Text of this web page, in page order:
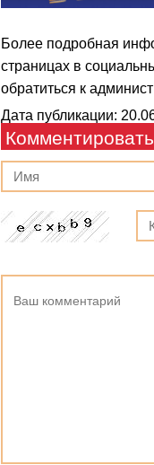
Более подробная
страницах в
обратиться к
Дата публикации:
Комментировать